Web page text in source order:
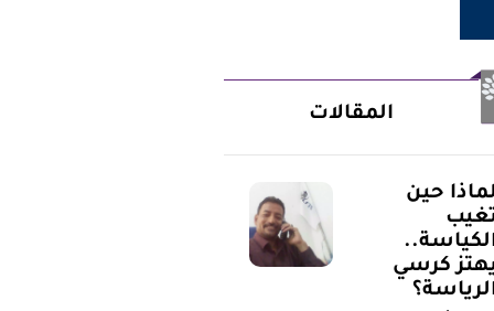
المقالات
حين
كرسي